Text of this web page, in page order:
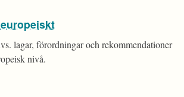
lagar, förordningar och rekommendationer
nivå.